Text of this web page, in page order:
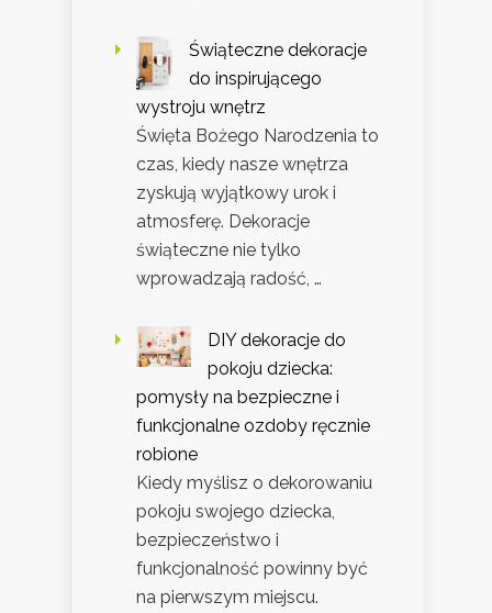
Świąteczne dekoracje
do inspirującego
wystroju wnętrz
Święta Bożego Narodzenia to
czas, kiedy nasze wnętrza
zyskują wyjątkowy urok i
atmosferę. Dekoracje
świąteczne nie tylko
wprowadzają radość, …
DIY dekoracje do
pokoju dziecka:
pomysły na bezpieczne i
funkcjonalne ozdoby ręcznie
robione
Kiedy myślisz o dekorowaniu
pokoju swojego dziecka,
bezpieczeństwo i
funkcjonalność powinny być
na pierwszym miejscu.